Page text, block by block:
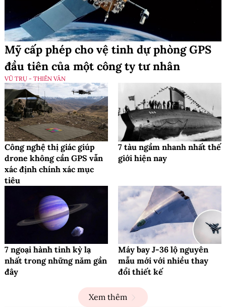
Mỹ cấp phép cho vệ tinh dự phòng GPS
đầu tiên của một công ty tư nhân
VŨ TRỤ - THIÊN VĂN
Công nghệ thị giác giúp
drone không cần GPS vẫn
xác định chính xác mục
tiêu
7 tàu ngầm nhanh nhất thế
giới hiện nay
7 ngoại hành tinh kỳ lạ
nhất trong những năm gần
đây
Máy bay J-36 lộ nguyên
mẫu mới với nhiều thay
đổi thiết kế
Xem thêm